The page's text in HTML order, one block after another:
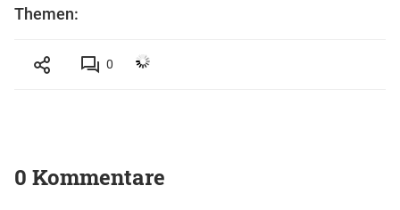
Themen:
0
0 Kommentare